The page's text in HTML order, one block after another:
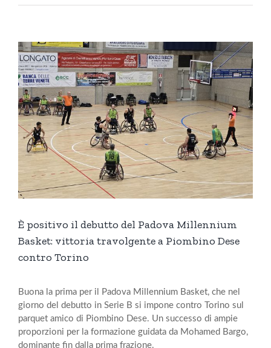
Ingrandisci
immagine
È positivo il debutto del Padova Millennium
Basket: vittoria travolgente a Piombino Dese
contro Torino
Buona la prima per il Padova Millennium Basket, che nel
giorno del debutto in Serie B si impone contro Torino sul
parquet amico di Piombino Dese. Un successo di ampie
proporzioni per la formazione guidata da Mohamed Bargo,
dominante fin dalla prima frazione.